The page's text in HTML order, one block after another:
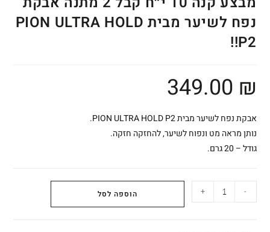
נפח לשיער מבית PION ULTRA HOLD
P2!!
349.00 ₪
אבקת נפח לשיער מבית PION ULTRA HOLD P2.
נותן מראה מט ונפוח לשיער, להחזקה חזקה.
גודל – 20 גרם.
-
+ הוספה לסל